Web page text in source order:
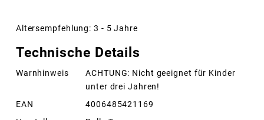
Altersempfehlung: 3 - 5 Jahre
Technische Details
Warnhinweis
ACHTUNG: Nicht geeignet für Kinder
unter drei Jahren!
EAN
4006485421169